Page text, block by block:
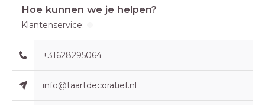
Hoe kunnen we je helpen?
Klantenservice:
+31628295064
info@taartdecoratief.nl